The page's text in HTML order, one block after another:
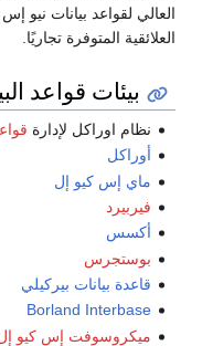
العالي لقواعد بيانات نيو
العلائقية المتوفرة تجاريًا.
بيئات قواعد
نظام اوراكل لإدارة
أوراكل
ماي إس كيو إل
فيربيرد
أكسس
بوستجرس
قاعدة بيانات بيركيلي
Borland Interbase
ميكروسوفت إس كيو